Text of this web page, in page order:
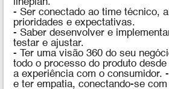
lineplan.
- Ser conectado ao time técnico,
prioridades e expectativas.
- Saber desenvolver e
testar e ajustar.
- Ter uma visão 360 do seu
todo o processo do produto
a experiência com o consumidor.
e ter empatia, conectando-se